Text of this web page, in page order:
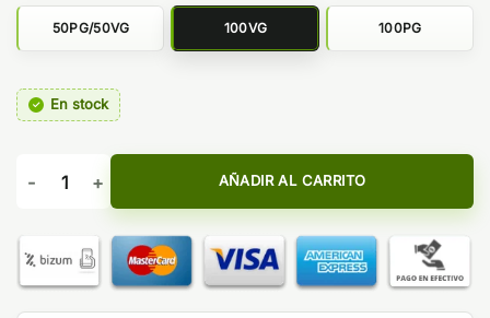
50PG/50VG 100VG 100PG
En stock
BASE 500ML SIN NICOTINA - OIL4VAP cantidad
AÑADIR AL CARRITO